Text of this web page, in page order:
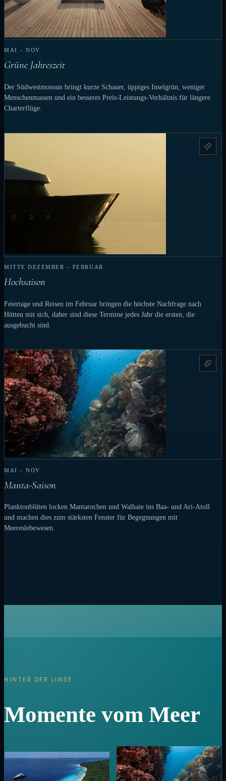
MAI – NOV
Grüne Jahreszeit
Der Südwestmonsun bringt kurze Schauer, üppiges Inselgrün, weniger
Menschenmassen und ein besseres Preis-Leistungs-Verhältnis für längere
Charterflüge.
MITTE DEZEMBER – FEBRUAR
Hochsaison
Feiertage und Reisen im Februar bringen die höchste Nachfrage nach
Hütten mit sich, daher sind diese Termine jedes Jahr die ersten, die
ausgebucht sind.
MAI – NOV
Manta-Saison
Planktonblüten locken Mantarochen und Walhaie ins Baa- und Ari-Atoll
und machen dies zum stärksten Fenster für Begegnungen mit
Meereslebewesen.
HINTER DER LINSE
Momente vom Meer